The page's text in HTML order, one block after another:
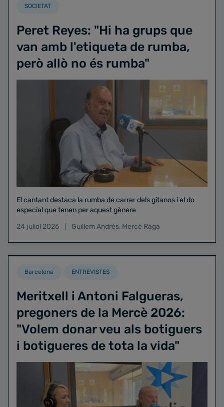
SOCIETAT
Peret Reyes: "Hi ha grups que
van amb l'etiqueta de rumba,
però allò no és rumba"
El cantant destaca la rumba de carrer dels gitanos i el do
especial que tenen per aquest gènere
24 juliol 2026
Guillem Andrés, Mercè Raga
Barcelona ENTREVISTES
Meritxell i Antoni Falgueras,
pregoners de la Mercè 2026:
"Volem donar veu als botiguers
i botigueres de tota la vida"